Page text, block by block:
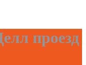
проезд